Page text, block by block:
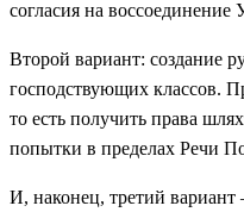
согласия на
Второй вариант: создание
господствующих классов.
то есть получить права
попытки в пределах Речи
И, наконец, третий вариант